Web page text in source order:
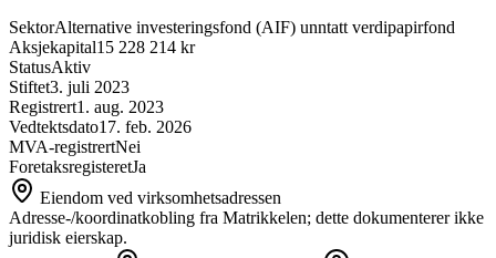
SektorAlternative investeringsfond (AIF) unntatt verdipapirfond
Aksjekapital15 228 214 kr
StatusAktiv
Stiftet3. juli 2023
Registrert1. aug. 2023
Vedtektsdato17. feb. 2026
MVA-registrertNei
ForetaksregisteretJa
Eiendom ved virksomhetsadressen
Adresse-/koordinatkobling fra Matrikkelen; dette dokumenterer ikke
juridisk eierskap.